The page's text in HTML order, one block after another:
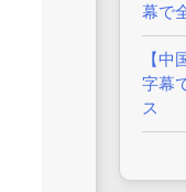
幕で
【
字幕
ス